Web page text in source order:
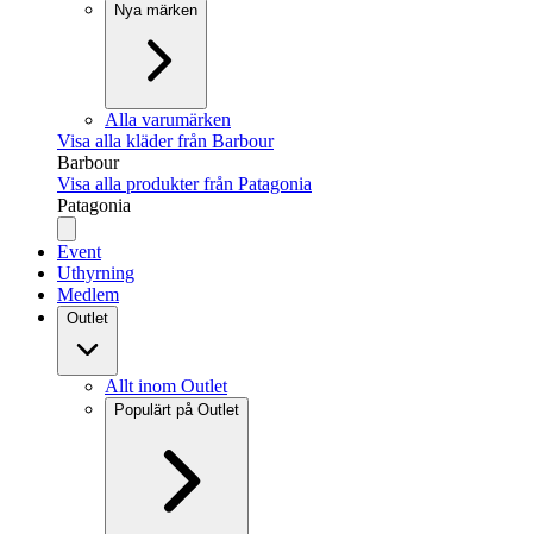
Nya märken
Alla varumärken
Visa alla kläder från Barbour
Barbour
Visa alla produkter från Patagonia
Patagonia
Event
Uthyrning
Medlem
Outlet
Allt inom Outlet
Populärt på Outlet